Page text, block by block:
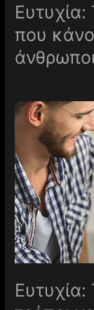
που
Ευτυχία: